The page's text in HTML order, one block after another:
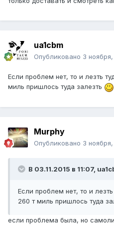
ua1cbm
Опубликовано 3 ноября,
Если проблем нет, то и лезть
миль пришлось туда залезть
Murphy
Опубликовано 3 ноября,
В 03.11.2015 в 11:07,
Если проблем нет, то и
260 т миль пришлось туда
если проблема была, но